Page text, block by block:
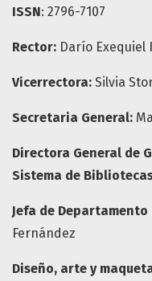
ISSN: 2796-7107
Rector: Darío Exequiel
Vicerrectora: Silvia
Secretaria General:
Directora General de
Sistema de
Jefa de
Fernández
Diseño, arte y